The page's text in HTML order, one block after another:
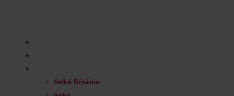
Velká Británie